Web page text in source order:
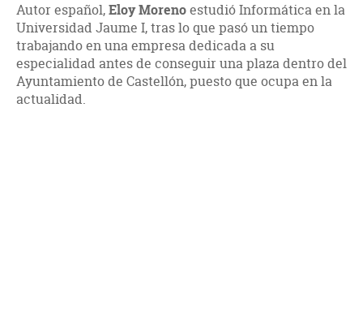
Autor español,Eloy Morenoestudió Informática en la
Universidad Jaume I, tras lo que pasó un tiempo
trabajando en una empresa dedicada a su
especialidad antes de conseguir una plaza dentro del
Ayuntamiento de Castellón, puesto que ocupa en la
actualidad.